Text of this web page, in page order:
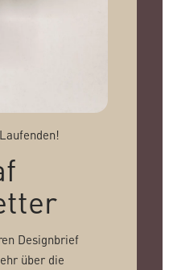
Designbrief
über die